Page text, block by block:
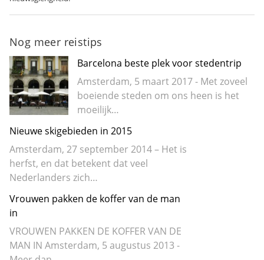
Nog meer reistips
Barcelona beste plek voor stedentrip
Amsterdam, 5 maart 2017 - Met zoveel
boeiende steden om ons heen is het
moeilijk…
Nieuwe skigebieden in 2015
Amsterdam, 27 september 2014 – Het is
herfst, en dat betekent dat veel
Nederlanders zich…
Vrouwen pakken de koffer van de man
in
VROUWEN PAKKEN DE KOFFER VAN DE
MAN IN Amsterdam, 5 augustus 2013 -